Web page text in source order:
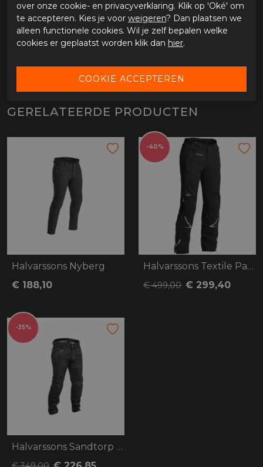
SPECIFICATIES HALVARSSONS ROGEN
Merk
Halvarssons
Leveranciercode
710-23080150-46
Materiaal buitenkant
Denim
ci3026890
GERELATEERDE PRODUCTEN
Halvarssons Nyberg
€ 188,10
-40%
Halvarssons Textile Pants Wish
€ 499,00 € 299,40
-35%
Halvarssons Sandtorp Pants
over onze cookie- en privacyverklaring. Klik op 'Oké' om
te accepteren. Kies je voor weigeren? Dan plaatsen we
alleen functionele cookies. Wil je zelf bepalen welke
cookies er geplaatst worden klik dan hier.